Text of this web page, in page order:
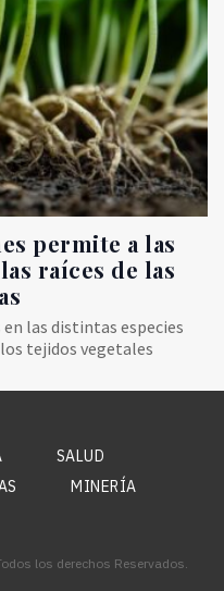
permite a las
raíces de las
las distintas especies
tejidos vegetales
SALUD
MINERÍA
los derechos Reservados.